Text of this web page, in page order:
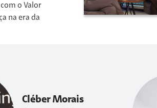
o Valor
na era da
Cléber Morais